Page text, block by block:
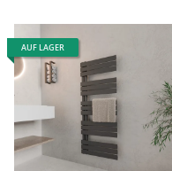
AUF LAGER